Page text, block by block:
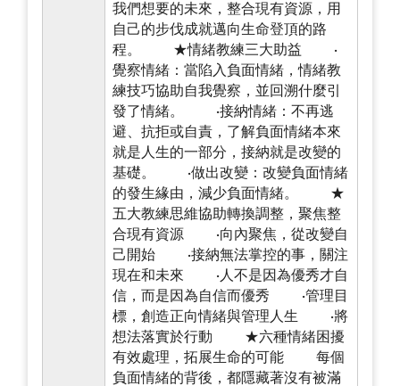
我們想要的未來，整合現有資源，用
自己的步伐成就邁向生命登頂的路
程。 ★情緒教練三大助益 ·
覺察情緒：當陷入負面情緒，情緒教
練技巧協助自我覺察，並回溯什麼引
發了情緒。 ·接納情緒：不再逃
避、抗拒或自責，了解負面情緒本來
就是人生的一部分，接納就是改變的
基礎。 ·做出改變：改變負面情緒
的發生緣由，減少負面情緒。 ★
五大教練思維協助轉換調整，聚焦整
合現有資源 ·向內聚焦，從改變自
己開始 ·接納無法掌控的事，關注
現在和未來 ·人不是因為優秀才自
信，而是因為自信而優秀 ·管理目
標，創造正向情緒與管理人生 ·將
想法落實於行動 ★六種情緒困擾
有效處理，拓展生命的可能 每個
負面情緒的背後，都隱藏著沒有被滿